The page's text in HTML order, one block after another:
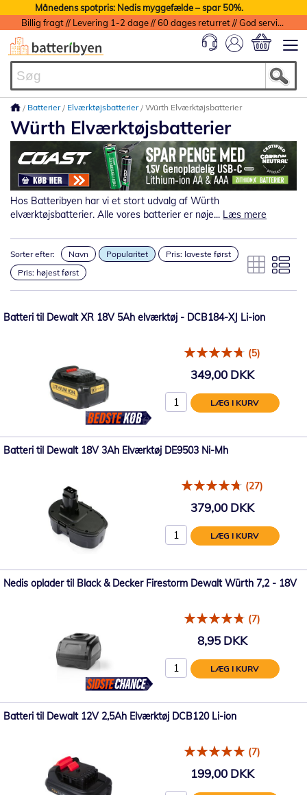
Månedens spotpris: Nedis myggefælde – spar 50%.
Billig fragt // Levering 1-2 dage // 60 dages returret // God service med garanti
Batterier Elværktøjsbatterier Würth Elværktøjsbatterier
Würth Elværktøjsbatterier
Hos Batteribyen har vi et stort udvalg af Würth
elværktøjsbatterier. Alle vores batterier er nøje... Læs mere
Sorter efter: Navn Popularitet
Pris: laveste først
Pris: højest først
Batteri til Dewalt XR 18V 5Ah elværktøj - DCB184-XJ Li-ion
(5)
349,00 DKK
LÆG I KURV
Batteri til Dewalt 18V 3Ah Elværktøj DE9503 Ni-Mh
(27)
379,00 DKK
LÆG I KURV
Nedis oplader til Black & Decker Firestorm Dewalt Würth 7,2 - 18V
(7)
8,95 DKK
LÆG I KURV
Batteri til Dewalt 12V 2,5Ah Elværktøj DCB120 Li-ion
(7)
199,00 DKK